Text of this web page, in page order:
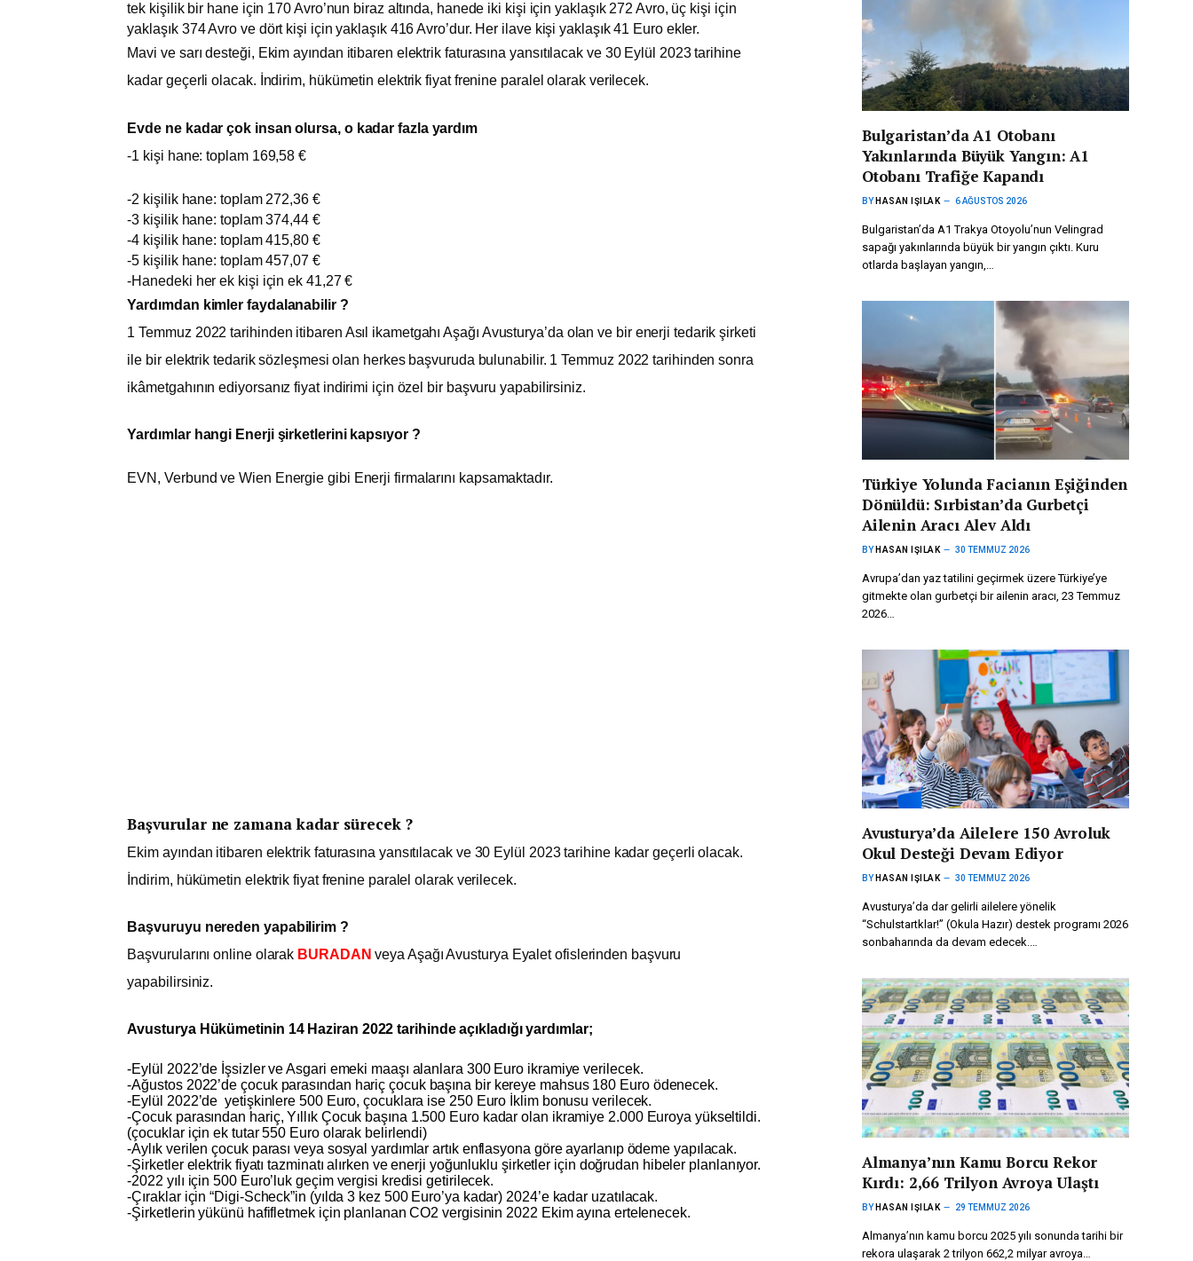
tek kişilik bir hane için 170 Avro’nun biraz altında, hanede iki kişi için yaklaşık 272 Avro, üç kişi için
yaklaşık 374 Avro ve dört kişi için yaklaşık 416 Avro’dur. Her ilave kişi yaklaşık 41 Euro ekler.
Mavi ve sarı desteği, Ekim ayından itibaren elektrik faturasına yansıtılacak ve 30 Eylül 2023 tarihine
kadar geçerli olacak. İndirim, hükümetin elektrik fiyat frenine paralel olarak verilecek.
Evde ne kadar çok insan olursa, o kadar fazla yardım
-1 kişi hane: toplam 169,58 €
-2 kişilik hane: toplam 272,36 €
-3 kişilik hane: toplam 374,44 €
-4 kişilik hane: toplam 415,80 €
-5 kişilik hane: toplam 457,07 €
-Hanedeki her ek kişi için ek 41,27 €
Yardımdan kimler faydalanabilir ?
1 Temmuz 2022 tarihinden itibaren Asıl ikametgahı Aşağı Avusturya’da olan ve bir enerji tedarik şirketi
ile bir elektrik tedarik sözleşmesi olan herkes başvuruda bulunabilir. 1 Temmuz 2022 tarihinden sonra
ikâmetgahının ediyorsanız fiyat indirimi için özel bir başvuru yapabilirsiniz.
Yardımlar hangi Enerji şirketlerini kapsıyor ?
EVN, Verbund ve Wien Energie gibi Enerji firmalarını kapsamaktadır.
Başvurular ne zamana kadar sürecek ?
Ekim ayından itibaren elektrik faturasına yansıtılacak ve 30 Eylül 2023 tarihine kadar geçerli olacak.
İndirim, hükümetin elektrik fiyat frenine paralel olarak verilecek.
Başvuruyu nereden yapabilirim ?
Başvurularını online olarak BURADAN veya Aşağı Avusturya Eyalet ofislerinden başvuru
yapabilirsiniz.
Avusturya Hükümetinin 14 Haziran 2022 tarihinde açıkladığı yardımlar;
-Eylül 2022’de İşsizler ve Asgari emeki maaşı alanlara 300 Euro ikramiye verilecek.
-Ağustos 2022’de çocuk parasından hariç çocuk başına bir kereye mahsus 180 Euro ödenecek.
-Eylül 2022’de yetişkinlere 500 Euro, çocuklara ise 250 Euro İklim bonusu verilecek.
-Çocuk parasından hariç, Yıllık Çocuk başına 1.500 Euro kadar olan ikramiye 2.000 Euroya yükseltildi.
(çocuklar için ek tutar 550 Euro olarak belirlendi)
-Aylık verilen çocuk parası veya sosyal yardımlar artık enflasyona göre ayarlanıp ödeme yapılacak.
-Şirketler elektrik fiyatı tazminatı alırken ve enerji yoğunluklu şirketler için doğrudan hibeler planlanıyor.
-2022 yılı için 500 Euro’luk geçim vergisi kredisi getirilecek.
-Çıraklar için “Digi-Scheck”in (yılda 3 kez 500 Euro’ya kadar) 2024’e kadar uzatılacak.
-Şirketlerin yükünü hafifletmek için planlanan CO2 vergisinin 2022 Ekim ayına ertelenecek.
Bulgaristan’da A1 Otobanı
Yakınlarında Büyük Yangın: A1
Otobanı Trafiğe Kapandı
BY HASAN IŞILAK 6 AĞUSTOS 2026
Bulgaristan’da A1 Trakya Otoyolu’nun Velingrad
sapağı yakınlarında büyük bir yangın çıktı. Kuru
otlarda başlayan yangın,…
Türkiye Yolunda Facianın Eşiğinden
Dönüldü: Sırbistan’da Gurbetçi
Ailenin Aracı Alev Aldı
BY HASAN IŞILAK 30 TEMMUZ 2026
Avrupa’dan yaz tatilini geçirmek üzere Türkiye’ye
gitmekte olan gurbetçi bir ailenin aracı, 23 Temmuz
2026…
Avusturya’da Ailelere 150 Avroluk
Okul Desteği Devam Ediyor
BY HASAN IŞILAK 30 TEMMUZ 2026
Avusturya’da dar gelirli ailelere yönelik
“Schulstartklar!” (Okula Hazır) destek programı 2026
sonbaharında da devam edecek.…
Almanya’nın Kamu Borcu Rekor
Kırdı: 2,66 Trilyon Avroya Ulaştı
BY HASAN IŞILAK 29 TEMMUZ 2026
Almanya’nın kamu borcu 2025 yılı sonunda tarihi bir
rekora ulaşarak 2 trilyon 662,2 milyar avroya…